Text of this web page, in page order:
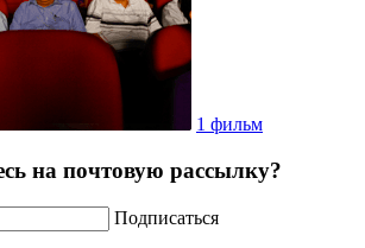
1 фильм
на почтовую рассылку?
Подписаться